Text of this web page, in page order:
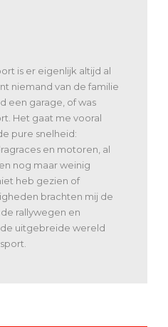
is er eigenlijk altijd al
niemand van de familie
een garage, of was
Het gaat me vooral
pure snelheid:
en motoren, al
nog maar weinig
heb gezien of
brachten mij de
rallywegen en
uitgebreide wereld